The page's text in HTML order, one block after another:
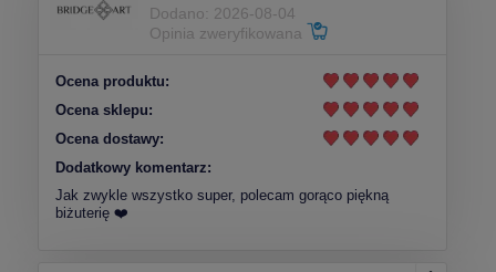
Dodano: 2026-08-04
Opinia zweryfikowana
Ocena produktu:
Ocena sklepu:
Ocena dostawy:
Dodatkowy komentarz:
Jak zwykle wszystko super, polecam gorąco piękną
biżuterię ❤️